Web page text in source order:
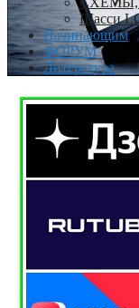
Шасси
Начинающим
ФОРУМ
Литература